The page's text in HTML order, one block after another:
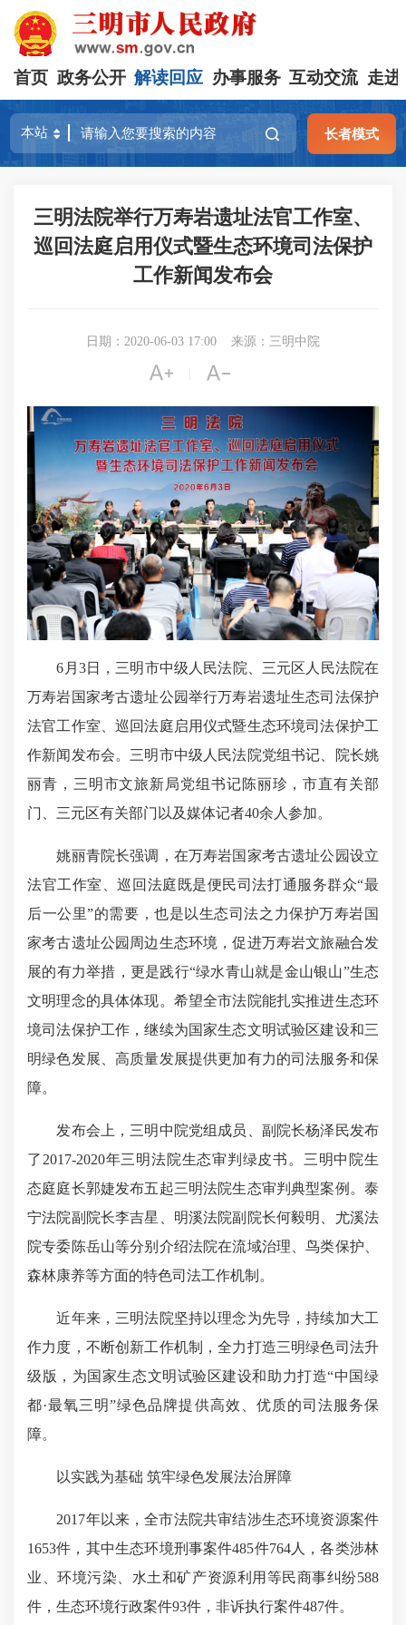
首页 政务公开 解读回应 办事服务 互动交流 走进
长者模式
三明法院举行万寿岩遗址法官工作室、
巡回法庭启用仪式暨生态环境司法保护
工作新闻发布会
日期：2020-06-03 17:00 来源：三明中院
 
6月3日，三明市中级人民法院、三元区人民法院在
万寿岩国家考古遗址公园举行万寿岩遗址生态司法保护
法官工作室、巡回法庭启用仪式暨生态环境司法保护工
作新闻发布会。三明市中级人民法院党组书记、院长姚
丽青，三明市文旅新局党组书记陈丽珍，市直有关部
门、三元区有关部门以及媒体记者40余人参加。
姚丽青院长强调，在万寿岩国家考古遗址公园设立
法官工作室、巡回法庭既是便民司法打通服务群众“最
后一公里”的需要，也是以生态司法之力保护万寿岩国
家考古遗址公园周边生态环境，促进万寿岩文旅融合发
展的有力举措，更是践行“绿水青山就是金山银山”生态
文明理念的具体体现。希望全市法院能扎实推进生态环
境司法保护工作，继续为国家生态文明试验区建设和三
明绿色发展、高质量发展提供更加有力的司法服务和保
障。
发布会上，三明中院党组成员、副院长杨泽民发布
了2017-2020年三明法院生态审判绿皮书。三明中院生
态庭庭长郭婕发布五起三明法院生态审判典型案例。泰
宁法院副院长李吉星、明溪法院副院长何毅明、尤溪法
院专委陈岳山等分别介绍法院在流域治理、鸟类保护、
森林康养等方面的特色司法工作机制。
近年来，三明法院坚持以理念为先导，持续加大工
作力度，不断创新工作机制，全力打造三明绿色司法升
级版，为国家生态文明试验区建设和助力打造“中国绿
都·最氧三明”绿色品牌提供高效、优质的司法服务保
障。
以实践为基础 筑牢绿色发展法治屏障
2017年以来，全市法院共审结涉生态环境资源案件
1653件，其中生态环境刑事案件485件764人，各类涉林
业、环境污染、水土和矿产资源利用等民商事纠纷588
件，生态环境行政案件93件，非诉执行案件487件。